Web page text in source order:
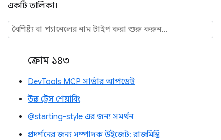
একটি তালিকা।
ক্রোম ১৪৩
DevTools MCP সার্ভার আপডেট
উন্নত ট্রেস শেয়ারিং
@starting-style এর জন্য সমর্থন
প্রদর্শনের জন্য সম্পাদক উইজেট: রাজমিস্ত্রি